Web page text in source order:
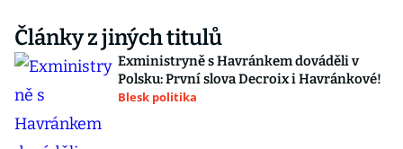
Články z jiných titulů
Exministryně s Havránkem dováděli v
Polsku: První slova Decroix i Havránkové!
Blesk politika